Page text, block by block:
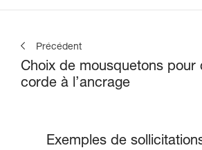
Précédent
Choix de mousquetons pour
corde à l’ancrage
Exemples de